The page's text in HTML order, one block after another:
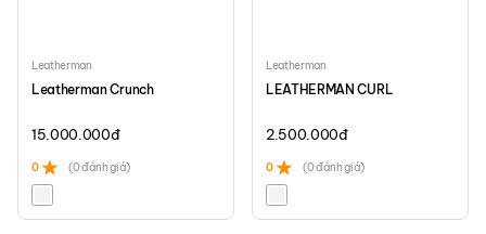
Leatherman
Leatherman Crunch
15.000.000đ
0 (0 đánh giá)
Leatherman
LEATHERMAN CURL
2.500.000đ
0 (0 đánh giá)